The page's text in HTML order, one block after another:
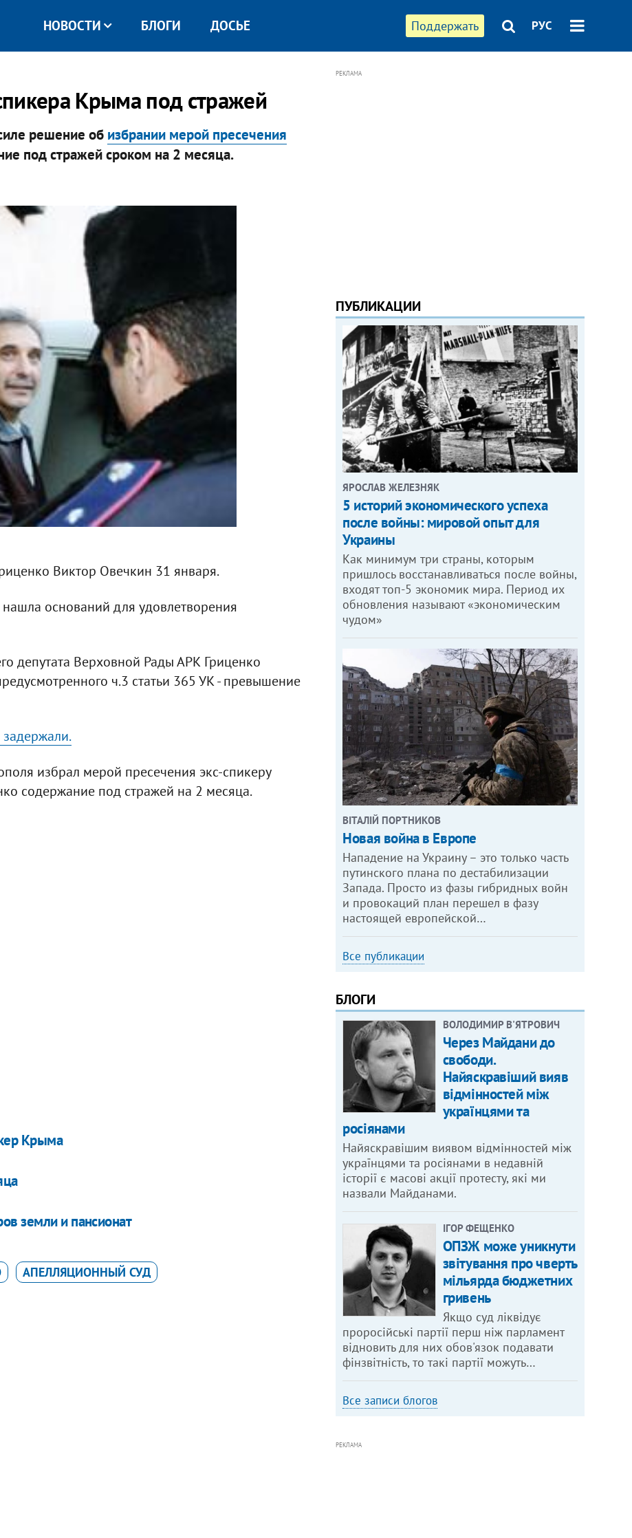
Поддержать РУС
НОВОСТИ БЛОГИ ДОСЬЕ
Крыма под стражей
решение об избрании мерой пресечения
под стражей сроком на 2 месяца.
Виктор Овечкин 31 января.
оснований для удовлетворения
депутата Верховной Рады АРК Гриценко
ч.3 статьи 365 УК - превышение
избрал мерой пресечения экс-спикеру
содержание под стражей на 2 месяца.
Крыма
земли и пансионат
АПЕЛЛЯЦИОННЫЙ СУД
РЕКЛАМА
ПУБЛИКАЦИИ
ЯРОСЛАВ ЖЕЛЕЗНЯК
5 историй экономического успеха
после войны: мировой опыт для
Украины
Как минимум три страны, которым
пришлось восстанавливаться после войны,
входят топ-5 экономик мира. Период их
обновления называют «экономическим
чудом»
ВІТАЛІЙ ПОРТНИКОВ
Новая война в Европе
Нападение на Украину – это только часть
путинского плана по дестабилизации
Запада. Просто из фазы гибридных войн
и провокаций план перешел в фазу
настоящей европейской…
Все публикации
БЛОГИ
ВОЛОДИМИР В'ЯТРОВИЧ
Через Майдани до
свободи.
Найяскравіший вияв
відмінностей між
українцями та
росіянами
Найяскравішим виявом відмінностей між
українцями та росіянами в недавній
історії є масові акції протесту, які ми
назвали Майданами.
ІГОР ФЕЩЕНКО
ОПЗЖ може уникнути
звітування про чверть
мільярда бюджетних
гривень
Якщо суд ліквідує
проросійські партії перш ніж парламент
відновить для них обов'язок подавати
фінзвітність, то такі партії можуть…
Все записи блогов
РЕКЛАМА